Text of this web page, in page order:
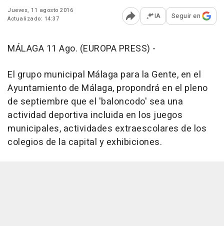
Jueves, 11 agosto 2016
Actualizado: 14:37
Abrir opciones para
IA Seguir en
MÁLAGA 11 Ago. (EUROPA PRESS) -
El grupo municipal Málaga para la Gente, en el
Ayuntamiento de Málaga, propondrá en el pleno
de septiembre que el 'baloncodo' sea una
actividad deportiva incluida en los juegos
municipales, actividades extraescolares de los
colegios de la capital y exhibiciones.